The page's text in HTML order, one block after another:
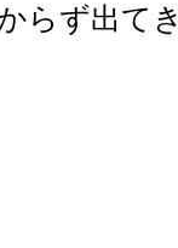
らず出て